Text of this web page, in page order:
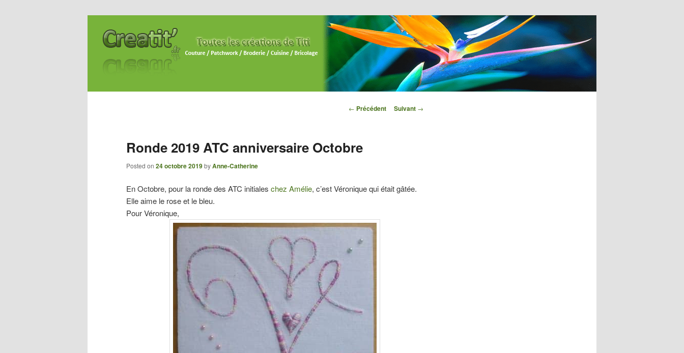
Navigation des
← Précédent Suivant →
Ronde 2019 ATC anniversaire Octobre
Posted on 24 octobre 2019byAnne-Catherine
En Octobre, pour la ronde des ATC initiales chez Amélie, c’est Véronique qui était gâtée.
Elle aime le rose et le bleu.
Pour Véronique,